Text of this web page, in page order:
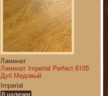
Ламинат
Ламинат Imperial Perfect 6105
Дуб Медовый
Imperial
В наличии